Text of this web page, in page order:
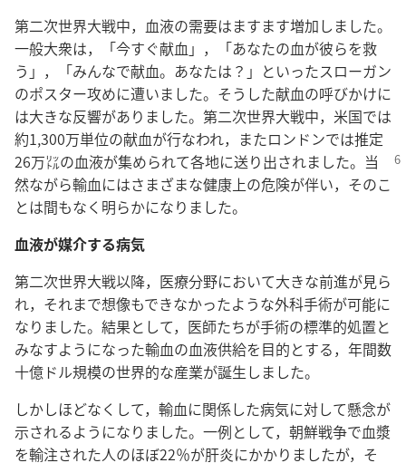
第二次世界大戦中，血液の需要はますます増加しました。
一般大衆は，「今すぐ献血」，「あなたの血が彼らを救
う」，「みんなで献血。あなたは？」といったスローガン
のポスター攻めに遭いました。そうした献血の呼びかけに
は大きな反響がありました。第二次世界大戦中，米国では
約1,300万単位の献血が行なわれ，またロンドンでは推定
26万㍑の血液が集められて各地に送り出されました。当
然ながら輸血にはさまざまな健康上の危険が伴い，そのこ
とは間もなく明らかになりました。
血液が媒介する病気
第二次世界大戦以降，医療分野において大きな前進が見ら
れ，それまで想像もできなかったような外科手術が可能に
なりました。結果として，医師たちが手術の標準的処置と
みなすようになった輸血の血液供給を目的とする，年間数
十億ドル規模の世界的な産業が誕生しました。
しかしほどなくして，輸血に関係した病気に対して懸念が
示されるようになりました。一例として，朝鮮戦争で血漿
を輸注された人のほぼ22％が肝炎にかかりましたが，そ